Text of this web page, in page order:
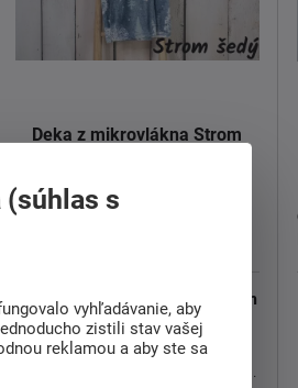
Deka z mikrovlákna Strom
od15,00 €
Jemná mikroplyšová deka Strom
sivý.
Nechajte sa objať jemnosťou a ...
(súhlas s
vyhľadávanie, aby
zistili stav vašej
reklamou a aby ste sa